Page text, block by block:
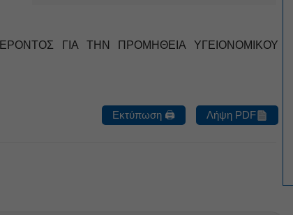
ΓΙΑ ΤΗΝ ΠΡΟΜΗΘΕΙΑ ΥΓΕΙΟΝΟΜΙΚΟΥ
Εκτύπωση 🖨
Λήψη PDF